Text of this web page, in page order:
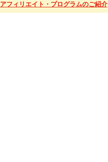
アフィリエイト・プログラムのご紹介